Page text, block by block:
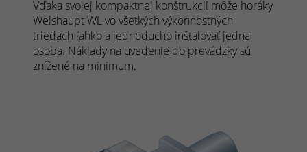
Vďaka svojej kompaktnej konštrukcii môže horáky
Weishaupt WL vo všetkých výkonnostných
triedach ľahko a jednoducho inštalovať jedna
osoba. Náklady na uvedenie do prevádzky sú
znížené na minimum.